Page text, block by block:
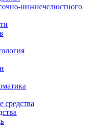
нижнечелюстного
средства